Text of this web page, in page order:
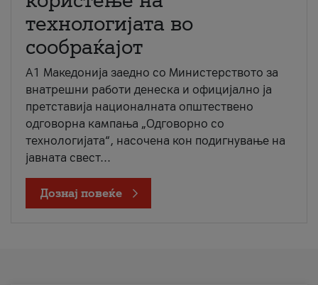
технологијата во
сообраќајот
A1 Македонија заедно со Министерството за
внатрешни работи денеска и официјално ја
претставија националната општествено
одговорна кампања „Одговорно со
технологијата“, насочена кон подигнување на
јавната свест...
Дознај повеќе